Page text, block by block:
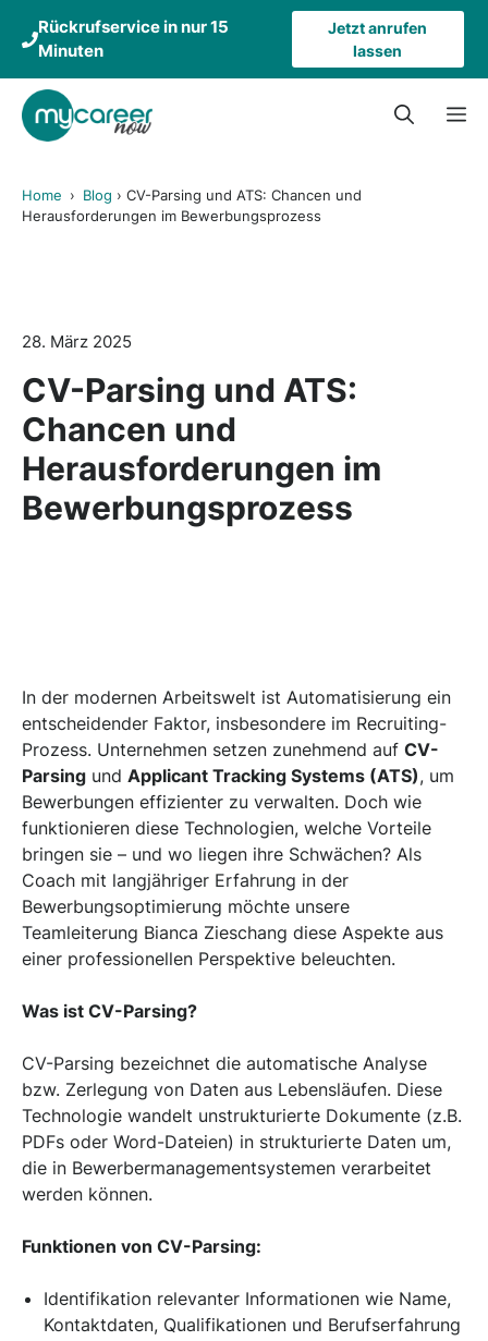
Inhalt
Rückrufservice in nur 15
Minuten
Jetzt anrufen
lassen
Home › Blog › CV-Parsing und ATS: Chancen und
Herausforderungen im Bewerbungsprozess
28. März 2025
CV-Parsing und ATS:
Chancen und
Herausforderungen im
Bewerbungsprozess
In der modernen Arbeitswelt ist Automatisierung ein
entscheidender Faktor, insbesondere im Recruiting-
Prozess. Unternehmen setzen zunehmend auf CV-
Parsing und Applicant Tracking Systems (ATS), um
Bewerbungen effizienter zu verwalten. Doch wie
funktionieren diese Technologien, welche Vorteile
bringen sie – und wo liegen ihre Schwächen? Als
Coach mit langjähriger Erfahrung in der
Bewerbungsoptimierung möchte unsere
Teamleiterung Bianca Zieschang diese Aspekte aus
einer professionellen Perspektive beleuchten.
Was ist CV-Parsing?
CV-Parsing bezeichnet die automatische Analyse
bzw. Zerlegung von Daten aus Lebensläufen. Diese
Technologie wandelt unstrukturierte Dokumente (z.B.
PDFs oder Word-Dateien) in strukturierte Daten um,
die in Bewerbermanagementsystemen verarbeitet
werden können.
Funktionen von CV-Parsing:
Identifikation relevanter Informationen wie Name,
Kontaktdaten, Qualifikationen und Berufserfahrung